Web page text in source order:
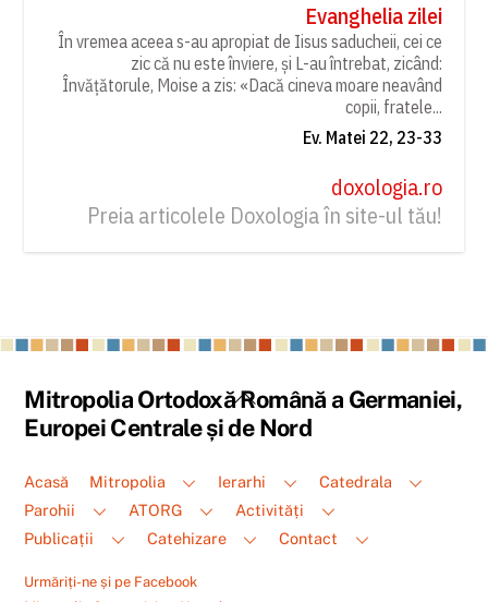
Evanghelia zilei
În vremea aceea s-au apropiat de Iisus saducheii, cei ce
zic că nu este înviere, și L-au întrebat, zicând:
Învățătorule, Moise a zis: «Dacă cineva moare neavând
copii, fratele...
Ev. Matei 22, 23-33
doxologia.ro
Preia articolele Doxologia în site-ul tău!
Back
To
Mitropolia Ortodoxă Română a Germaniei,
Europei Centrale și de Nord
Acasă Mitropolia Ierarhi
Catedrala
Parohii
ATORG
Activități
Publicații
Catehizare Contact
Urmăriți-ne și pe Facebook